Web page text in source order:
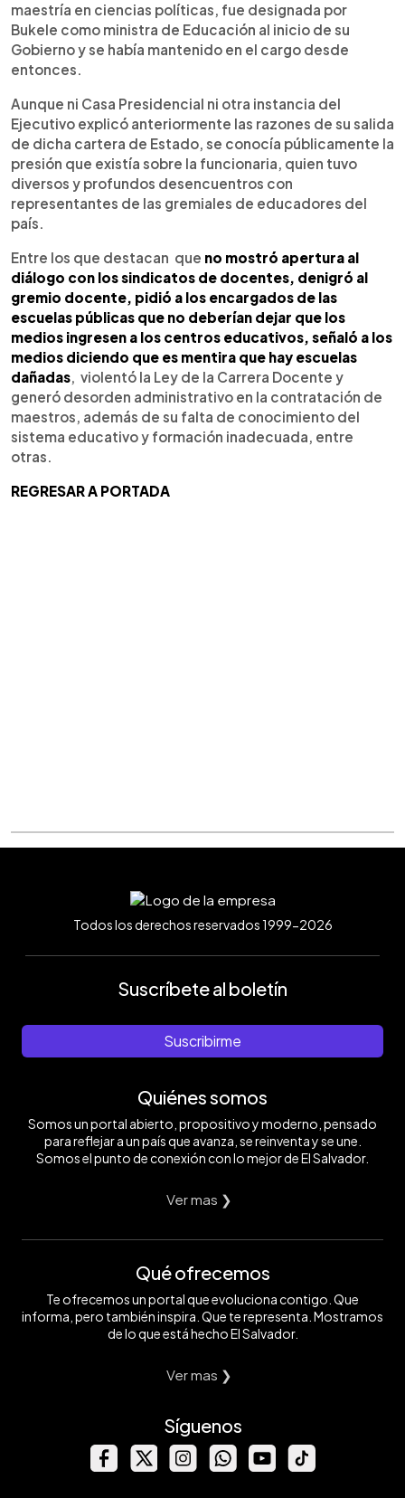
maestría en ciencias políticas, fue designada por
Bukele como ministra de Educación al inicio de su
Gobierno y se había mantenido en el cargo desde
entonces.
Aunque ni Casa Presidencial ni otra instancia del
Ejecutivo explicó anteriormente las razones de su salida
de dicha cartera de Estado, se conocía públicamente la
presión que existía sobre la funcionaria, quien tuvo
diversos y profundos desencuentros con
representantes de las gremiales de educadores del
país.
Entre los que destacan que no mostró apertura al
diálogo con los sindicatos de docentes, denigró al
gremio docente, pidió a los encargados de las
escuelas públicas que no deberían dejar que los
medios ingresen a los centros educativos, señaló a los
medios diciendo que es mentira que hay escuelas
dañadas, violentó la Ley de la Carrera Docente y
generó desorden administrativo en la contratación de
maestros, además de su falta de conocimiento del
sistema educativo y formación inadecuada, entre
otras.
REGRESAR A PORTADA
Todos los derechos reservados 1999-2026
Suscríbete al boletín
Suscribirme
Quiénes somos
Somos un portal abierto, propositivo y moderno, pensado
para reflejar a un país que avanza, se reinventa y se une.
Somos el punto de conexión con lo mejor de El Salvador.
Ver mas ❯
Qué ofrecemos
Te ofrecemos un portal que evoluciona contigo. Que
informa, pero también inspira. Que te representa. Mostramos
de lo que está hecho El Salvador.
Ver mas ❯
Síguenos